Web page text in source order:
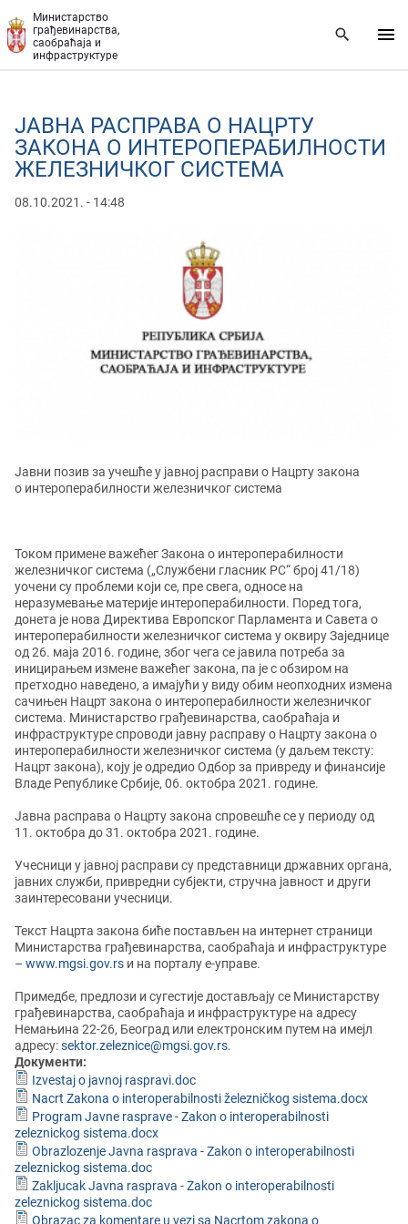
Министарство
грађевинарства,
саобраћаја и
инфраструктуре
ЈАВНА РАСПРАВА О НАЦРТУ
ЗАКОНА О ИНТЕРОПЕРАБИЛНОСТИ
ЖЕЛЕЗНИЧКОГ СИСТЕМА
08.10.2021. - 14:48
Јавни позив за учешће у јавној расправи о Нацрту закона
о интероперабилности железничког система
Током примене важећег Закона о интероперабилности
железничког система („Службени гласник РС“ број 41/18)
уочени су проблеми који се, пре свега, односе на
неразумевање материје интероперабилности. Поред тога,
донета је нова Директива Европског Парламента и Савета о
интероперабилности железничког система у оквиру Заједнице
од 26. маја 2016. године, због чега се јавила потреба за
иницирањем измене важећег закона, па је с обзиром на
претходно наведено, а имајући у виду обим неопходних измена
сачињен Нацрт закона о интероперабилности железничког
система. Министарство грађевинарства, саобраћаја и
инфраструктуре спроводи јавну расправу о Нацрту закона о
интероперабилности железничког система (у даљем тексту:
Нацрт закона), коју је одредио Одбор за привреду и финансије
Владе Републике Србије, 06. октобра 2021. године.
Јавна расправа о Нацрту закона спровешће се у периоду од
11. октобра до 31. октобра 2021. године.
Учесници у јавној расправи су представници државних органа,
јавних служби, привредни субјекти, стручна јавност и други
заинтересовани учесници.
Текст Нацрта закона биће постављен на интернет страници
Министарства грађевинарства, саобраћаја и инфраструктуре
– www.mgsi.gov.rs и на порталу е-управе.
Примедбе, предлози и сугестије достављају се Министарству
грађевинарства, саобраћаја и инфраструктуре на адресу
Немањина 22-26, Београд или електронским путем на имејл
адресу:sektor.zeleznice@mgsi.gov.rs.
Документи:
Izvestaj o javnoj raspravi.doc
Nacrt Zakona o interoperabilnosti železničkog sistema.docx
Program Javne rasprave - Zakon o interoperabilnosti
zeleznickog sistema.docx
Obrazlozenje Javna rasprava - Zakon o interoperabilnosti
zeleznickog sistema.doc
Zakljucak Javna rasprava - Zakon o interoperabilnosti
zeleznickog sistema.doc
Obrazac za komentare u vezi sa Nacrtom zakona o